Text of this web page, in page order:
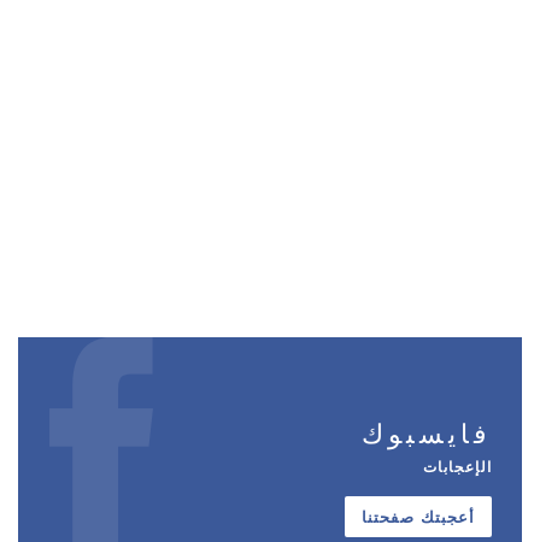
فايسبوك
الإعجابات
أعجبتك صفحتنا